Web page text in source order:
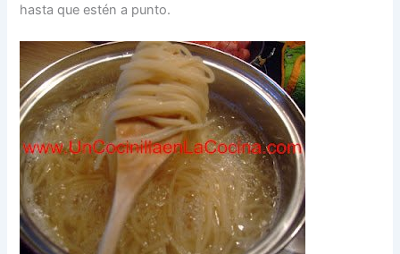
hasta que estén a punto.